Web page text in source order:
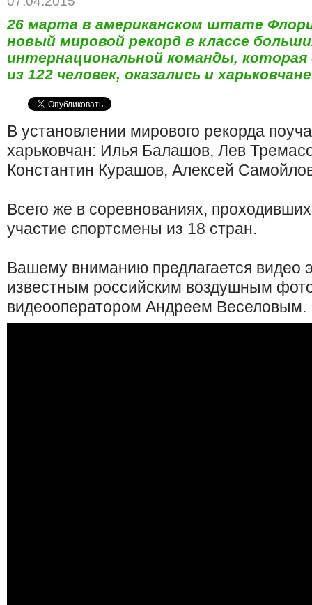
26 марта в американском штате
новый мировой рекорд в классе
интернациональной команды, которая
из 122 человек, оказались и
В установлении мирового рекорда
харьковчан: Илья Балашов, Лев
Константин Курашов, Алексей
Всего же в соревнованиях,
участие спортсмены из 18 стран.
Вашему вниманию предлагается видео
известным российским воздушным
видеооператором Андреем Веселовым.